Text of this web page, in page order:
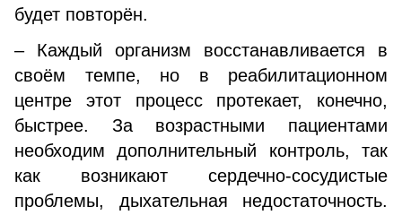
будет повторён.
– Каждый организм восстанавливается в
своём темпе, но в реабилитационном
центре этот процесс протекает, конечно,
быстрее. За возрастными пациентами
необходим дополнительный контроль, так
как возникают сердечно-сосудистые
проблемы, дыхательная недостаточность.